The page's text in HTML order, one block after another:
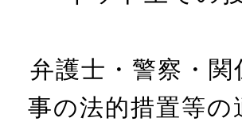
弁護士・警察・
事の法的措置等